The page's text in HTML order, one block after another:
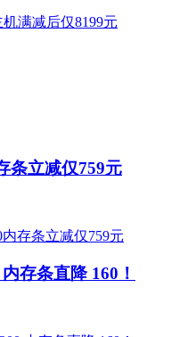
条立减仅759元
存条直降 160！